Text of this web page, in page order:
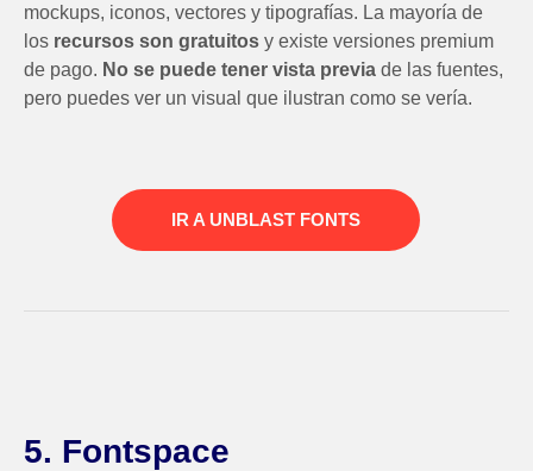
mockups, iconos, vectores y tipografías. La mayoría de
los recursos son gratuitosy existe versiones premium
de pago. No se puede tener vista previade las fuentes,
pero puedes ver un visual que ilustran como se vería.
IR A UNBLAST FONTS
5. Fontspace